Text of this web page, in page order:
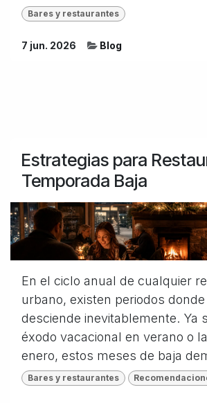
Bares y restaurantes
7 jun. 2026 Blog
Estrategias para
Temporada Baja
En el ciclo anual de cualquier
urbano, existen periodos
desciende inevitablemente. Ya
éxodo vacacional en verano o
enero, estos meses de baja
Bares y restaurantes